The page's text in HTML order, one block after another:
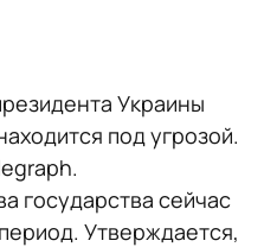
Украины
под угрозой.
государства сейчас
Утверждается,